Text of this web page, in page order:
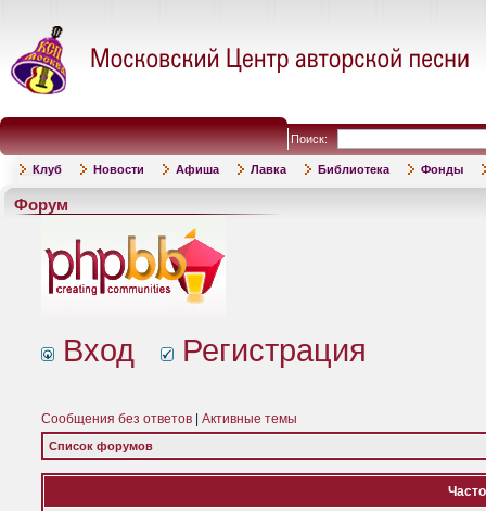
Поиск:
Клуб Новости Афиша Лавка Библиотека Фонды
Форум
Вход Регистрация
Сообщения без ответов Активные темы
Список форумов